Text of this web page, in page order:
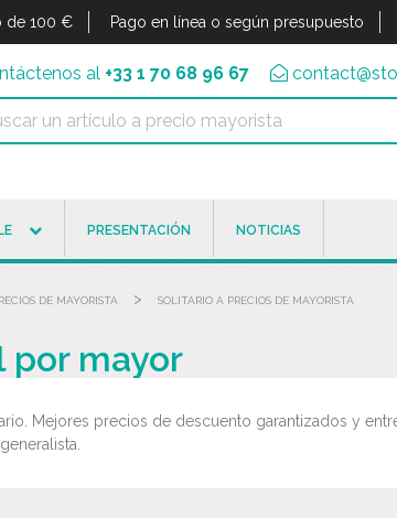
de 100 € Pago en línea o según presupuesto
al +33 1 70 68 96 67
PRESENTACIÓN NOTICIAS
DE MAYORISTA > SOLITARIO A PRECIOS DE MAYORISTA
por mayor
Mejores precios de descuento garantizados y